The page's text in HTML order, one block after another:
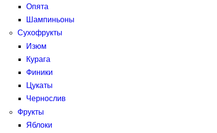
Опята
Шампиньоны
Сухофрукты
Изюм
Курага
Финики
Цукаты
Чернослив
Фрукты
Яблоки